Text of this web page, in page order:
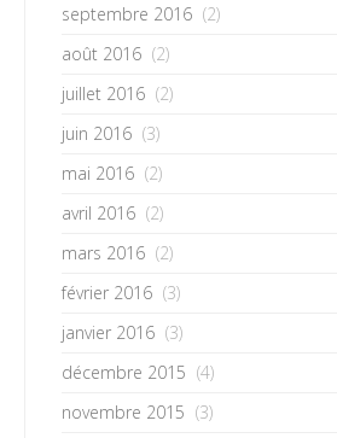
septembre 2016 (2)
août 2016 (2)
juillet 2016 (2)
juin 2016 (3)
mai 2016 (2)
avril 2016 (2)
mars 2016 (2)
février 2016 (3)
janvier 2016 (3)
décembre 2015 (4)
novembre 2015 (3)